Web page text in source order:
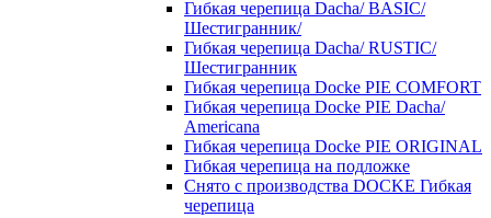
Гибкая черепица Dacha/ BASIC/
Шестигранник/
Гибкая черепица Dacha/ RUSTIC/
Шестигранник
Гибкая черепица Docke PIE COMFORT
Гибкая черепица Docke PIE Dacha/
Americana
Гибкая черепица Docke PIE ОRIGINАL
Гибкая черепица на подложке
Снято с производства DOCKE Гибкая
черепица